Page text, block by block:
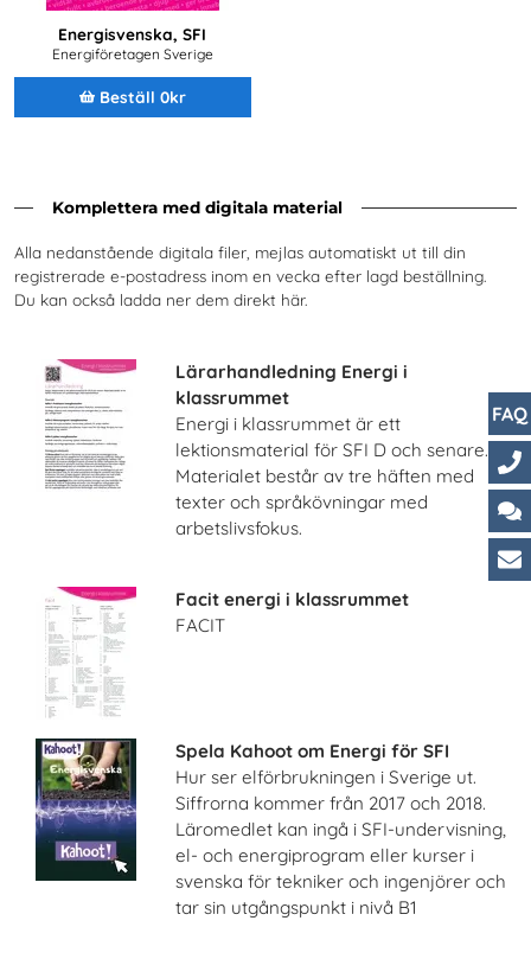
Energisvenska, SFI
Energiföretagen Sverige
Beställ 0kr
Komplettera med digitala material
Alla nedanstående digitala filer, mejlas automatiskt ut till din
registrerade e-postadress inom en vecka efter lagd beställning.
Du kan också ladda ner dem direkt här.
Lärarhandledning Energi i
klassrummet
Energi i klassrummet är ett
lektionsmaterial för SFI D och senare.
Materialet består av tre häften med
texter och språkövningar med
arbetslivsfokus.
Facit energi i klassrummet
FACIT
Spela Kahoot om Energi för SFI
Hur ser elförbrukningen i Sverige ut.
Siffrorna kommer från 2017 och 2018.
Läromedlet kan ingå i SFI-undervisning,
el- och energiprogram eller kurser i
svenska för tekniker och ingenjörer och
tar sin utgångspunkt i nivå B1
FAQ